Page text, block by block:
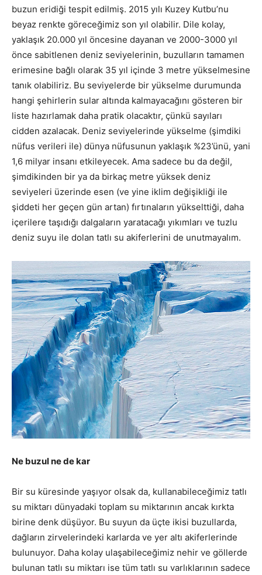
buzun eridiği tespit edilmiş. 2015 yılı Kuzey Kutbu’nu
beyaz renkte göreceğimiz son yıl olabilir. Dile kolay,
yaklaşık 20.000 yıl öncesine dayanan ve 2000-3000 yıl
önce sabitlenen deniz seviyelerinin, buzulların tamamen
erimesine bağlı olarak 35 yıl içinde 3 metre yükselmesine
tanık olabiliriz. Bu seviyelerde bir yükselme durumunda
hangi şehirlerin sular altında kalmayacağını gösteren bir
liste hazırlamak daha pratik olacaktır, çünkü sayıları
cidden azalacak. Deniz seviyelerinde yükselme (şimdiki
nüfus verileri ile) dünya nüfusunun yaklaşık %23’ünü, yani
1,6 milyar insanı etkileyecek. Ama sadece bu da değil,
şimdikinden bir ya da birkaç metre yüksek deniz
seviyeleri üzerinde esen (ve yine iklim değişikliği ile
şiddeti her geçen gün artan) fırtınaların yükselttiği, daha
içerilere taşıdığı dalgaların yaratacağı yıkımları ve tuzlu
deniz suyu ile dolan tatlı su akiferlerini de unutmayalım.
Ne buzul ne de kar
Bir su küresinde yaşıyor olsak da, kullanabileceğimiz tatlı
su miktarı dünyadaki toplam su miktarının ancak kırkta
birine denk düşüyor. Bu suyun da üçte ikisi buzullarda,
dağların zirvelerindeki karlarda ve yer altı akiferlerinde
bulunuyor. Daha kolay ulaşabileceğimiz nehir ve göllerde
bulunan tatlı su miktarı ise tüm tatlı su varlıklarının sadece